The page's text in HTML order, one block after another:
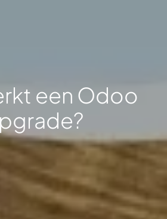
een Odoo